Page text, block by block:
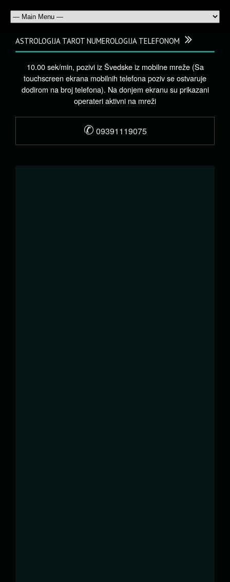
ASTROLOGIJA TAROT NUMEROLOGIJA TELEFONOM
10.00 sek/min, pozivi iz Švedske iz mobilne mreže (Sa
touchscreen ekrana mobilnih telefona poziv se ostvaruje
dodirom na broj telefona). Na donjem ekranu su prikazani
operateri aktivni na mreži
✆ 09391119075